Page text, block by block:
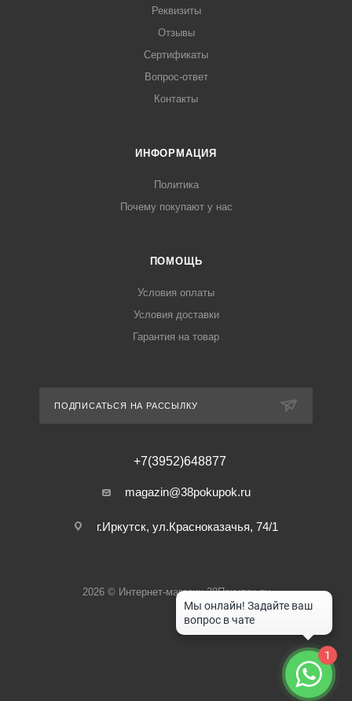
Реквизиты
Отзывы
Сертификаты
Вопрос-ответ
Контакты
ИНФОРМАЦИЯ
Политика
Почему покупают у нас
ПОМОЩЬ
Условия оплаты
Условия доставки
Гарантия на товар
ПОДПИСАТЬСЯ НА РАССЫЛКУ
+7(3952)648877
magazin@38pokupok.ru
г.Иркутск, ул.Красноказачья, 74/1
2026 © Интернет-магазин 38Покупок.ру
1